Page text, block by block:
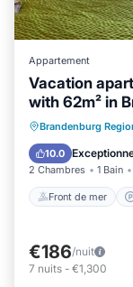
Appartement
Vacation
with 62m² in
(264429)
Brandenburg
10.0
2 Chambres 1 Bain
Front de mer
Front
Vue sur
€186/nuit
7 nuits - €1,300